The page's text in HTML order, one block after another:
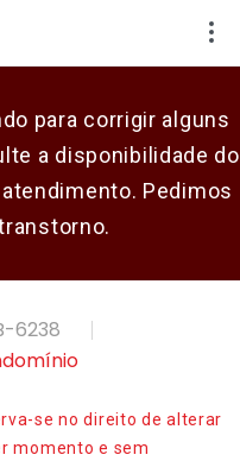
para corrigir alguns
a disponibilidade do
Pedimos
6238
se no direito de alterar
momento e sem